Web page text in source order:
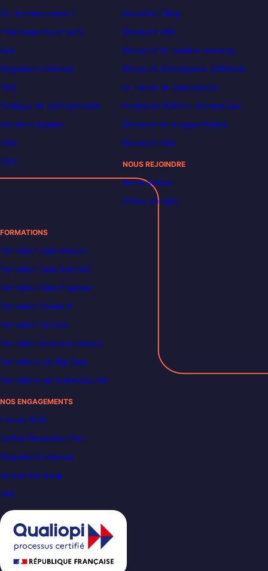
Qui sommes-nous ?
Financements et tarifs
Avis
Règlement intérieur
FAQ
Politique de confidentialité
Mentions légales
CGU
CGV
Decoded | Blog
Découvrir n8n
Découvrir le machine learning
Découvrir l’intelligence artificielle
Le métier de Data Analyst
Formation POEI en informatique
Découvrir le langage Python
Découvrir SQL
NOUS REJOINDRE
Notre équipe
Offres d’emploi
FORMATIONS
Formation Data Analyst
Formation Data Scientist
Formation Data Engineer
Formation Power BI
Formation DevOps
Formation Business Analyst
Formations en Big Data
Formations en Cybersécurité
NOS ENGAGEMENTS
France 2030
Carbon Reduction Plan
Règlement intérieur
Accueil handicap
VAE